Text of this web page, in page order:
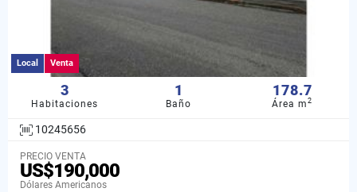
Local Venta
3
Habitaciones
1
Baño
178.7
Área m2
10245656
PRECIO VENTA
US$190,000
Dólares Americanos